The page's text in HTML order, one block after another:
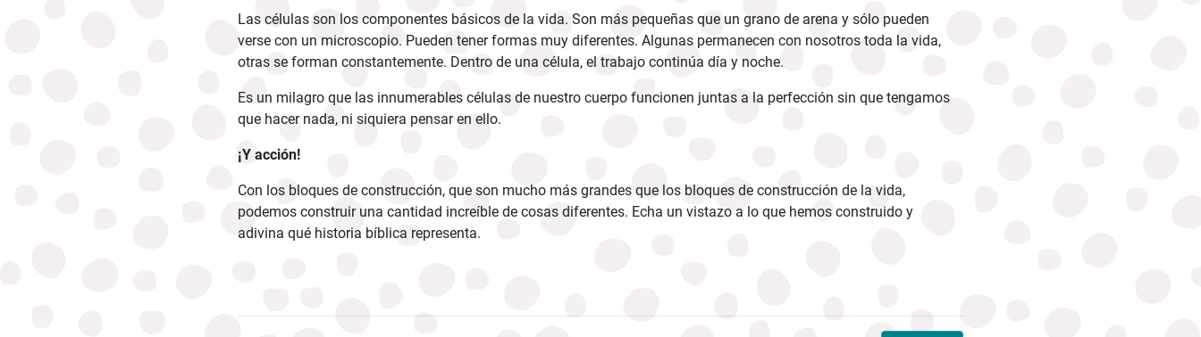
Las células son los componentes básicos de la vida. Son más pequeñas que un grano de arena y sólo pueden
verse con un microscopio. Pueden tener formas muy diferentes. Algunas permanecen con nosotros toda la vida,
otras se forman constantemente. Dentro de una célula, el trabajo continúa día y noche.
Es un milagro que las innumerables células de nuestro cuerpo funcionen juntas a la perfección sin que tengamos
que hacer nada, ni siquiera pensar en ello.
¡Y acción!
Con los bloques de construcción, que son mucho más grandes que los bloques de construcción de la vida,
podemos construir una cantidad increíble de cosas diferentes. Echa un vistazo a lo que hemos construido y
adivina qué historia bíblica representa.